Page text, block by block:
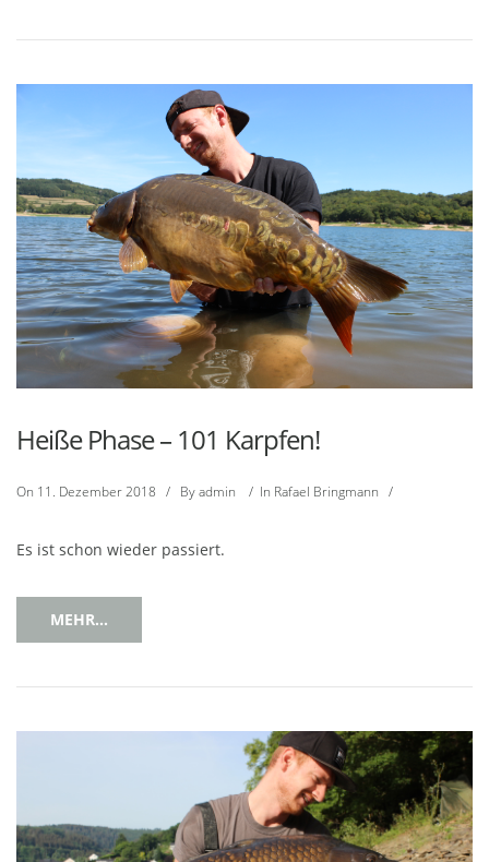
Heiße Phase – 101 Karpfen!
On 11. Dezember 2018 / Byadmin / In Rafael Bringmann /
Es ist schon wieder passiert.
MEHR...